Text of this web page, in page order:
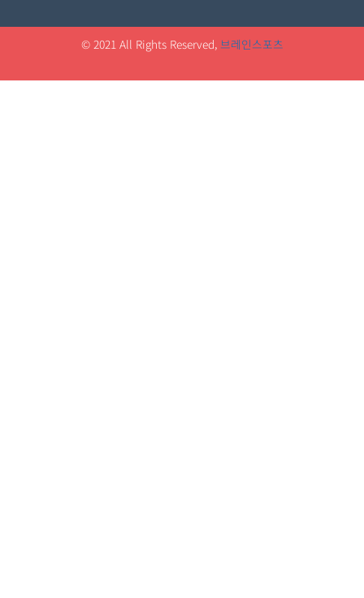
© 2021 All Rights Reserved, 브레인스포츠